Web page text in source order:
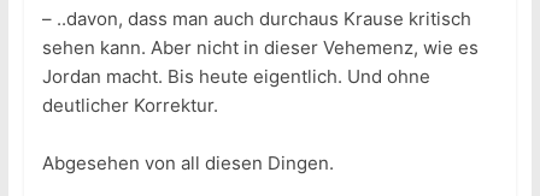
– ..davon, dass man auch durchaus Krause kritisch
sehen kann. Aber nicht in dieser Vehemenz, wie es
Jordan macht. Bis heute eigentlich. Und ohne
deutlicher Korrektur.
Abgesehen von all diesen Dingen.